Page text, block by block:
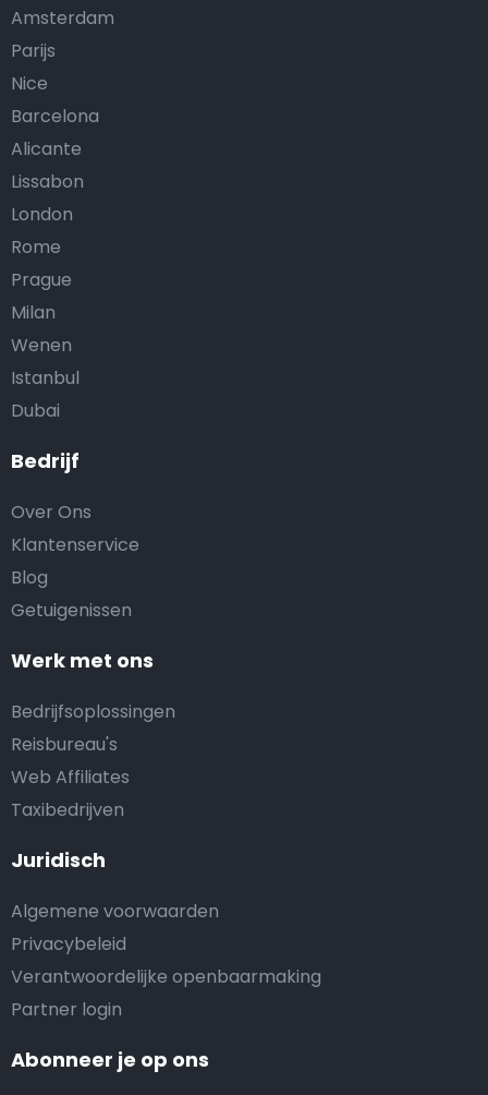
Bedrijf
Over Ons
Klantenservice
Blog
Getuigenissen
Werk met ons
Bedrijfsoplossingen
Reisbureau's
Web Affiliates
Taxibedrijven
Juridisch
Algemene voorwaarden
Privacybeleid
Verantwoordelijke openbaarmaking
Partner login
Amsterdam
Parijs
Nice
Barcelona
Alicante
Lissabon
London
Rome
Prague
Milan
Wenen
Istanbul
Dubai
Abonneer je op ons